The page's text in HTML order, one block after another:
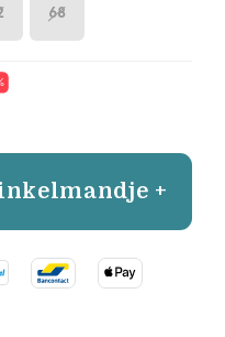
68
+